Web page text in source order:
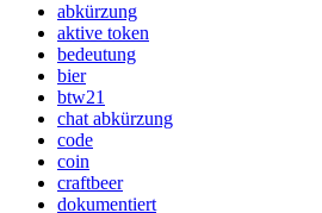
abkürzung
aktive token
bedeutung
bier
btw21
chat abkürzung
code
coin
craftbeer
dokumentiert